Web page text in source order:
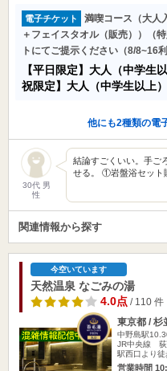
電子チケット
満喫コース（大人
＋フェイスタオル（販売））（
トにてご提示ください（8/8~16利
【平日限定】大人（中学生
祝限定】大人（中学生以上）
他にも2種類の電
30代 男
性
結論すごくいい。手ご
せる。 ①岩盤浴セット
関連情報から探す
今空いています
天然温泉 なごみの湯
4.0点/ 110 件
東京都 / 杉
中野島駅
JR中央線 荻
駅西口より徒
営業時間